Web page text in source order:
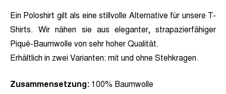
Ein Poloshirt gilt als eine stillvolle Alternative für unsere T-
Shirts. Wir nähen sie aus eleganter, strapazierfähiger
Piqué-Baumwolle von sehr hoher Qualität.
Erhältlich in zwei Varianten: mit und ohne Stehkragen.
Zusammensetzung: 100% Baumwolle